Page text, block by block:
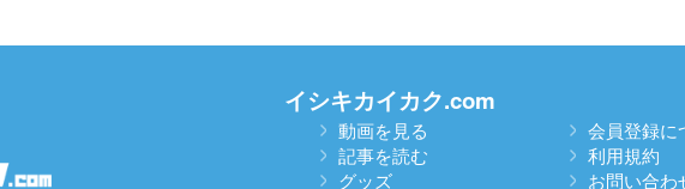
イシキカイカク.com
動画を見る
記事を読む
グッズ
会員登録に
利用規約
お問い合わ